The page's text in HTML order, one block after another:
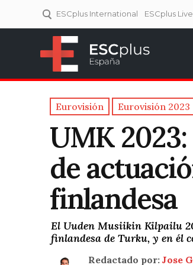
ESCplus International ESCplus Live
Eurovisión Eurovisión 2023
UMK
de
finlandesa
El Uuden Musiikin Kilpailu
finlandesa de Turku, y en él
Redactado por: Jose